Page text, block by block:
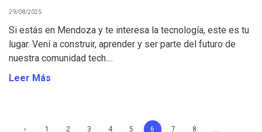
29/08/2025
Si estás en Mendoza y te interesa la tecnología, este es tu
lugar. Vení a construir, aprender y ser parte del futuro de
nuestra comunidad tech....
Leer Más
‹ 1 2 3 4 5 6 7 8 ...